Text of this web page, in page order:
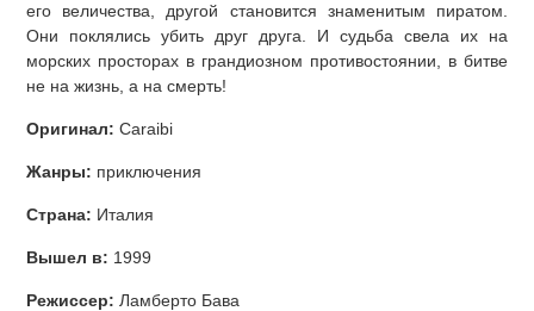
его величества, другой становится знаменитым пиратом.
Они поклялись убить друг друга. И судьба свела их на
морских просторах в грандиозном противостоянии, в битве
не на жизнь, а на смерть!
Оригинал: Caraibi
Жанры: приключения
Страна: Италия
Вышел в: 1999
Режиссер: Ламберто Бава